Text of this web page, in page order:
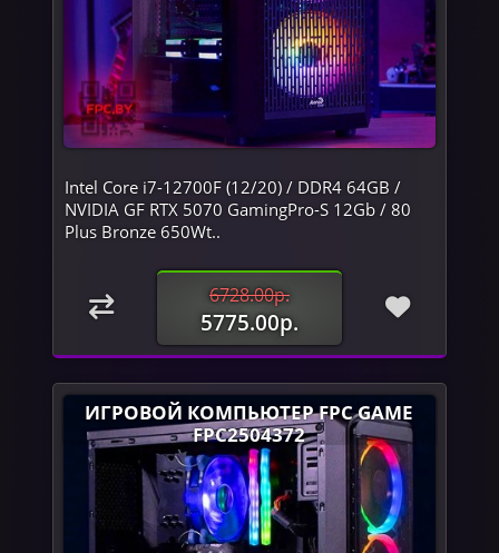
Intel Core i7-12700F (12/20) / DDR4 64GB /
NVIDIA GF RTX 5070 GamingPro-S 12Gb / 80
Plus Bronze 650Wt..
6728.00р.
5775.00р.
ИГРОВОЙ КОМПЬЮТЕР FPC GAME
FPC2504372